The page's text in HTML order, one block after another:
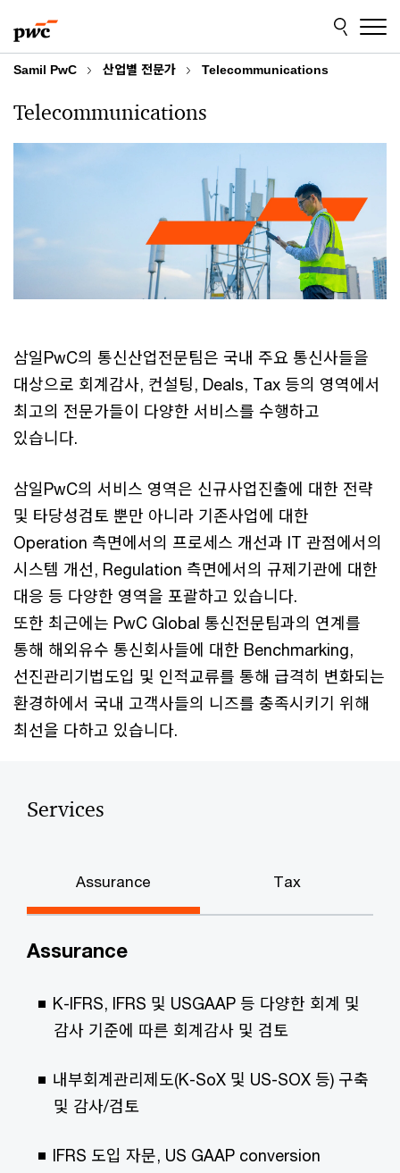
to
content
to
footer
Samil PwC 산업별 전문가 Telecommunications
Telecommunications
삼일PwC의 통신산업전문팀은 국내 주요 통신사들을
대상으로 회계감사, 컨설팅, Deals, Tax 등의 영역에서
최고의 전문가들이 다양한 서비스를 수행하고
있습니다.
삼일PwC의 서비스 영역은 신규사업진출에 대한 전략
및 타당성검토 뿐만 아니라 기존사업에 대한
Operation 측면에서의 프로세스 개선과 IT 관점에서의
시스템 개선, Regulation 측면에서의 규제기관에 대한
대응 등 다양한 영역을 포괄하고 있습니다.
또한 최근에는 PwC Global 통신전문팀과의 연계를
통해 해외유수 통신회사들에 대한 Benchmarking,
선진관리기법도입 및 인적교류를 통해 급격히 변화되는
환경하에서 국내 고객사들의 니즈를 충족시키기 위해
최선을 다하고 있습니다.
Services
Assurance Tax
Assurance
K-IFRS, IFRS 및 USGAAP 등 다양한 회계 및
감사 기준에 따른 회계감사 및 검토
내부회계관리제도(K-SoX 및 US-SOX 등) 구축
및 감사/검토
IFRS 도입 자문, US GAAP conversion